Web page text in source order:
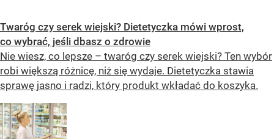
Twaróg czy serek wiejski? Dietetyczka mówi wprost,
co wybrać, jeśli dbasz o zdrowie
Nie wiesz, co lepsze – twaróg czy serek wiejski? Ten wybór
robi większą różnicę, niż się wydaje. Dietetyczka stawia
sprawę jasno i radzi, który produkt wkładać do koszyka.